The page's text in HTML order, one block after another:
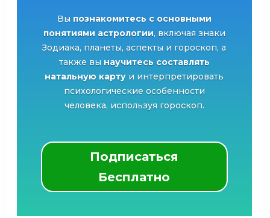
Вы познакомитесь с основными
понятиями астрологии, включая знаки
Зодиака, планеты, аспекты и гороскоп, а
также вы научитесь составлять
натальную карту и интерпретировать
психологические особенности
человека, используя гороскоп.
Подписаться
Бесплатно